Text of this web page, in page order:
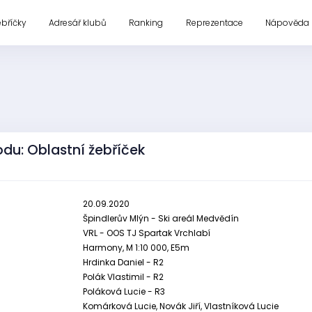
Adresář klubů Ranking Reprezentace Nápověda
Oblastní žebříček
20.09.2020
Špindlerův Mlýn - Ski areál Medvědín
VRL - OOS TJ Spartak Vrchlabí
Harmony, M 1:10 000, E5m
Hrdinka Daniel - R2
Polák Vlastimil - R2
Poláková Lucie - R3
Komárková Lucie, Novák Jiří, Vlastníková Lucie